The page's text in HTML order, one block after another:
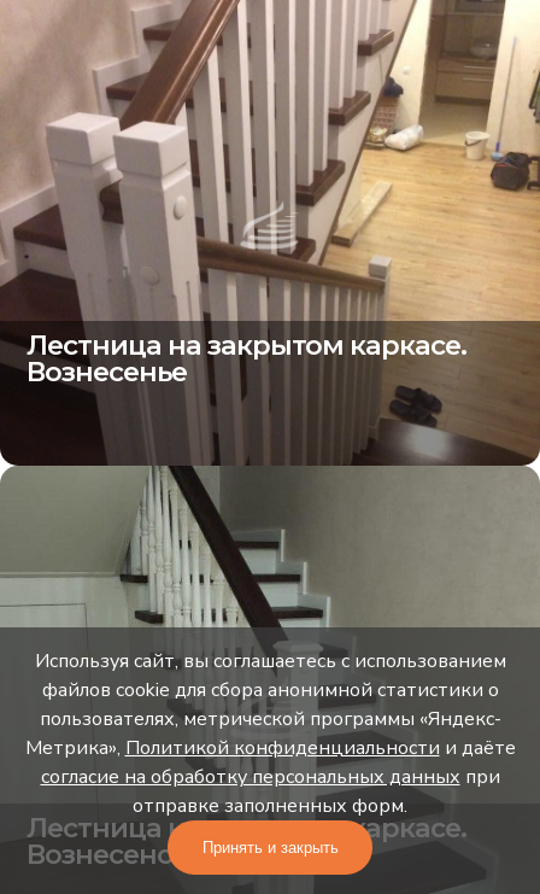
Лестница на закрытом каркасе.
Вознесенье
Лестница на закрытом каркасе.
Вознесенское
Используя сайт, вы соглашаетесь с использованием
файлов cookie для сбора анонимной статистики о
пользователях, метрической программы «Яндекс-
Метрика», Политикой конфиденциальности и даёте
согласие на обработку персональных данных при
отправке заполненных форм.
Принять и закрыть